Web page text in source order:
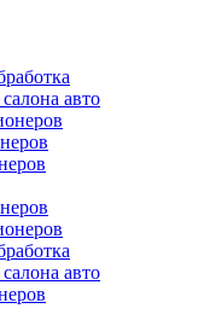
авто
авто